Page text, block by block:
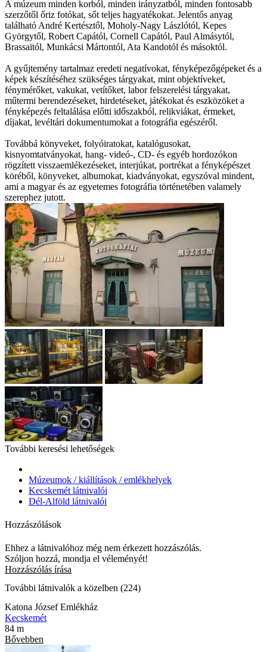
A múzeum minden korból, minden irányzatból, minden fontosabb
szerzőtől őriz fotókat, sőt teljes hagyatékokat. Jelentős anyag
található André Kertésztől, Moholy-Nagy Lászlótól, Kepes
Györgytől, Robert Capától, Cornell Capától, Paul Almásytól,
Brassaïtól, Munkácsi Mártontól, Ata Kandotól és másoktól.
A gyűjtemény tartalmaz eredeti negatívokat, fényképezőgépeket és a
képek készítéséhez szükséges tárgyakat, mint objektíveket,
fénymérőket, vakukat, vetítőket, labor felszerelési tárgyakat,
műtermi berendezéseket, hirdetéseket, játékokat és eszközöket a
fényképezés feltalálása előtti időszakból, relikviákat, érmeket,
díjakat, levéltári dokumentumokat a fotográfia egészéről.
Továbbá könyveket, folyóiratokat, katalógusokat,
kisnyomtatványokat, hang- videó-, CD- és egyéb hordozókon
rögzített visszaemlékezéseket, interjúkat, portrékat a fényképészet
köréből, könyveket, albumokat, kiadványokat, egyszóval mindent,
ami a magyar és az egyetemes fotográfia történetében valamely
szerephez jutott.
További keresési lehetőségek
Múzeumok / kiállítások / emlékhelyek
Kecskemét látnivalói
Dél-Alföld látnivalói
Hozzászólások
Ehhez a látnivalóhoz még nem érkezett hozzászólás.
Szóljon hozzá, mondja el véleményét!
Hozzászólás írása
További látnivalók a közelben (224)
Katona József Emlékház
Kecskemét
84 m
Bővebben